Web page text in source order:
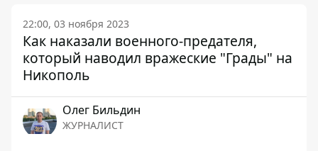
22:00, 03 ноября 2023
Как наказали военного-предателя,
который наводил вражеские "Грады" на
Никополь
Олег Бильдин
ЖУРНАЛИСТ